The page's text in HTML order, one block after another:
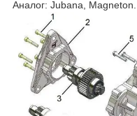
Аналог: Jubana, Magneton.